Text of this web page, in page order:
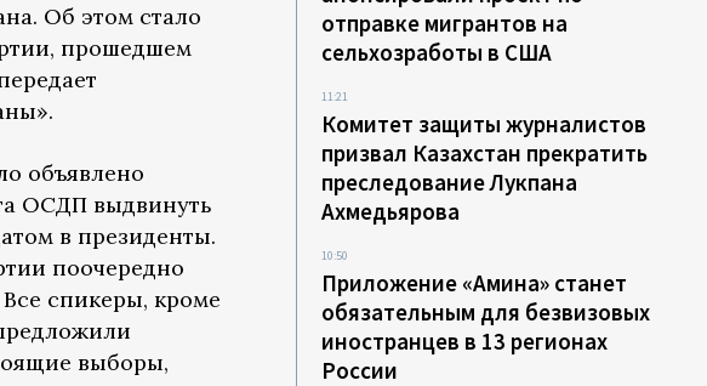
Об этом стало
прошедшем
объявлено
ОСДП выдвинуть
в президенты.
поочередно
спикеры, кроме
выборы,
отправке мигрантов на
сельхозработы в США
11:21
Комитет защиты журналистов
призвал Казахстан прекратить
преследование Лукпана
Ахмедьярова
10:50
Приложение «Амина» станет
обязательным для безвизовых
иностранцев в 13 регионах
России